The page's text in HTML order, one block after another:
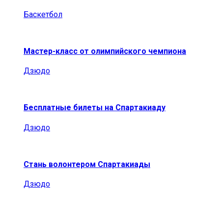
Баскетбол
Мастер-класс от олимпийского чемпиона
Дзюдо
Бесплатные билеты на Спартакиаду
Дзюдо
Стань волонтером Спартакиады
Дзюдо